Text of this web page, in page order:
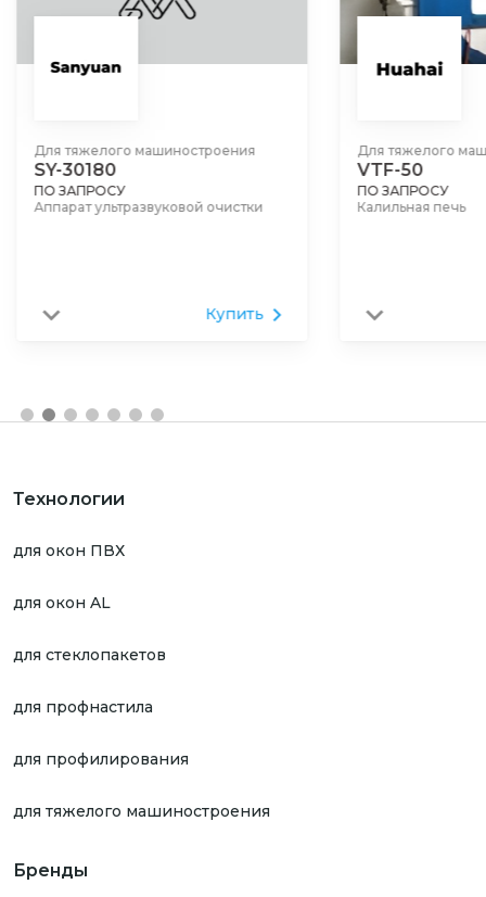
Для тяжелого машиностроения
SY-30180
ПО ЗАПРОСУ
Аппарат ультразвуковой очистки
Купить
Для тяжелого
VTF-50
ПО ЗАПРОСУ
Калильная печь
Технологии
для окон ПВХ
для окон AL
для стеклопакетов
для профнастила
для профилирования
для тяжелого машиностроения
Бренды